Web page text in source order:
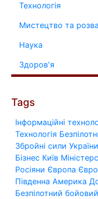
Технологія
Мистецтво та
Наука
Здоров'я
Tags
Інформаційні
Технологія
Збройні сили України
Бізнес Київ
Росіяни Європа
Південна Америка
Безпілотний